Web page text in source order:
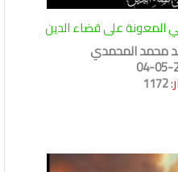
المعونة على قضاء الدين
محمد المحمدي
1172